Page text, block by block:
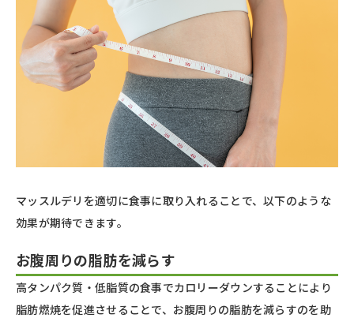
マッスルデリを適切に食事に取り入れることで、以下のような
効果が期待できます。
お腹周りの脂肪を減らす
高タンパク質・低脂質の食事でカロリーダウンすることにより
脂肪燃焼を促進させることで、お腹周りの脂肪を減らすのを助